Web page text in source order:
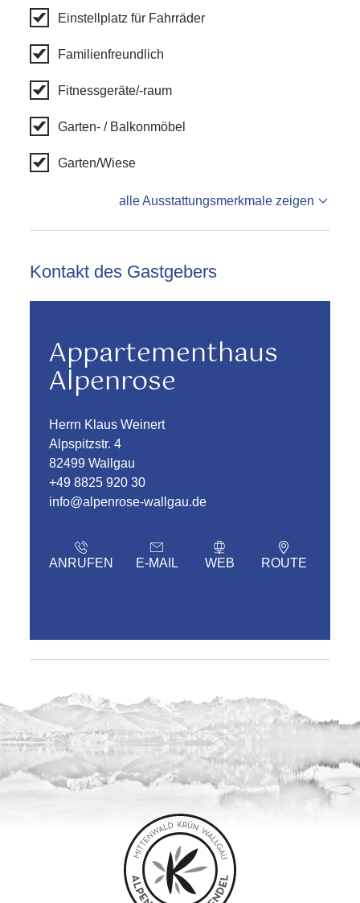
Einstellplatz für Fahrräder
Familienfreundlich
Fitnessgeräte/-raum
Garten- / Balkonmöbel
Garten/Wiese
alle Ausstattungsmerkmale zeigen
Kontakt des Gastgebers
Appartementhaus
Alpenrose
Herrn Klaus Weinert
Alpspitzstr. 4
82499 Wallgau
+49 8825 920 30
info@alpenrose-wallgau.de
ANRUFEN E-MAIL WEB ROUTE